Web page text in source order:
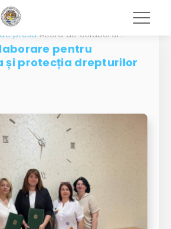
presă Acord de colaborare pentru promovarea și protecția drepturilor copilului
pentru
și protecția drepturilor